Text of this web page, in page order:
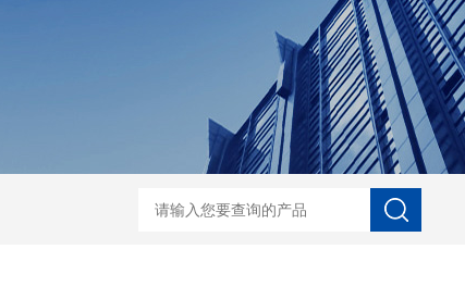
ERUN-ST9-K3台式水中臭氧检测仪 ERUN-ST7-B8台式酚